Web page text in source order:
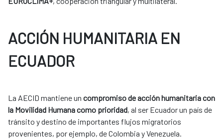
ACCIÓN HUMANITARIA EN
ECUADOR
La AECID mantiene un compromiso de acción humanitaria con
la Movilidad Humana como prioridad, al ser Ecuador un país de
tránsito y destino de importantes flujos migratorios
provenientes, por ejemplo, de Colombia y Venezuela.